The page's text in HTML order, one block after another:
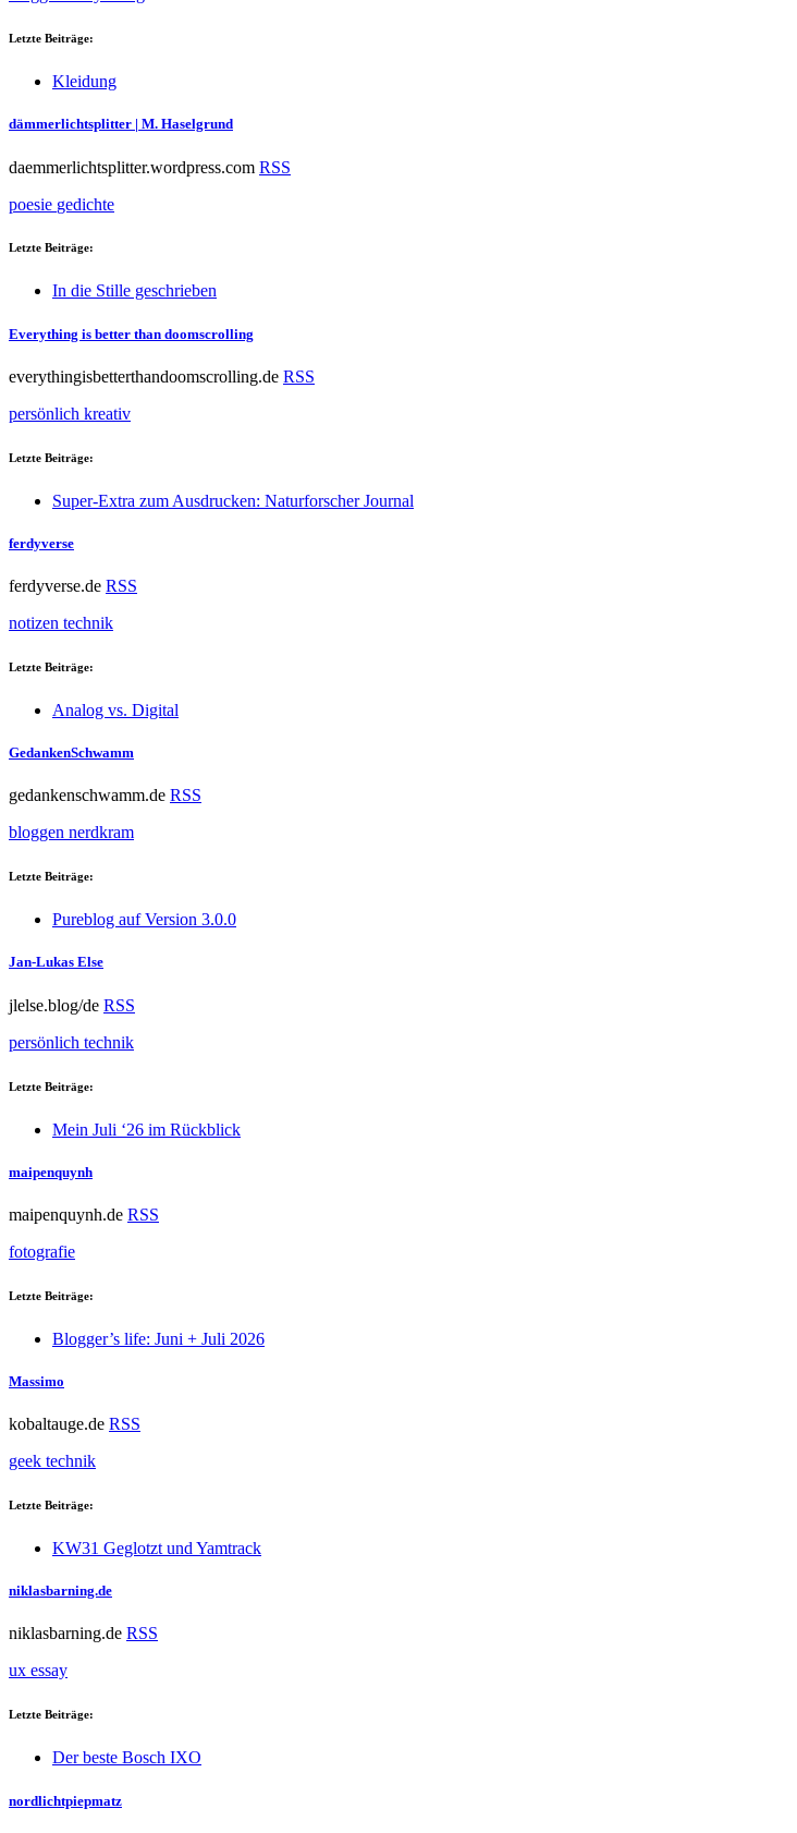
Letzte Beiträge:
Kleidung
dämmerlichtsplitter | M. Haselgrund
daemmerlichtsplitter.wordpress.com RSS
poesie gedichte
Letzte Beiträge:
In die Stille geschrieben
Everything is better than doomscrolling
everythingisbetterthandoomscrolling.de RSS
persönlich kreativ
Letzte Beiträge:
Super-Extra zum Ausdrucken: Naturforscher Journal
ferdyverse
ferdyverse.de RSS
notizen technik
Letzte Beiträge:
Analog vs. Digital
GedankenSchwamm
gedankenschwamm.de RSS
bloggen nerdkram
Letzte Beiträge:
Pureblog auf Version 3.0.0
Jan-Lukas Else
jlelse.blog/de RSS
persönlich technik
Letzte Beiträge:
Mein Juli ‘26 im Rückblick
maipenquynh
maipenquynh.de RSS
fotografie
Letzte Beiträge:
Blogger’s life: Juni + Juli 2026
Massimo
kobaltauge.de RSS
geek technik
Letzte Beiträge:
KW31 Geglotzt und Yamtrack
niklasbarning.de
niklasbarning.de RSS
ux essay
Letzte Beiträge:
Der beste Bosch IXO
nordlichtpiepmatz